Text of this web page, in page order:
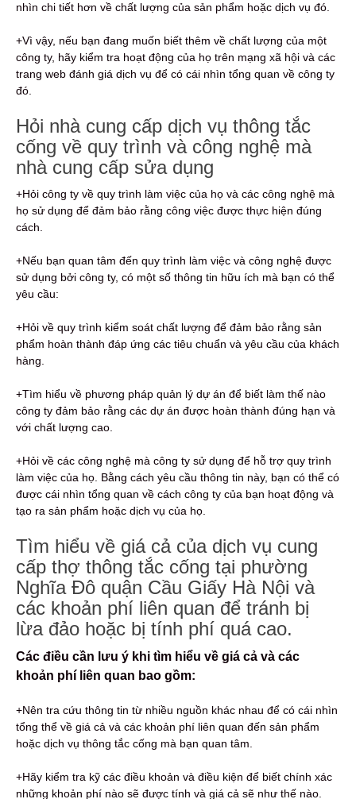
nhìn chi tiết hơn về chất lượng của sản phẩm hoặc dịch vụ đó.
+Vì vậy, nếu bạn đang muốn biết thêm về chất lượng của một
công ty, hãy kiểm tra hoạt động của họ trên mạng xã hội và các
trang web đánh giá dịch vụ để có cái nhìn tổng quan về công ty
đó.
Hỏi nhà cung cấp dịch vụ thông tắc
cống về quy trình và công nghệ mà
nhà cung cấp sửa dụng
+Hỏi công ty về quy trình làm việc của họ và các công nghệ mà
họ sử dụng để đảm bảo rằng công việc được thực hiện đúng
cách.
+Nếu bạn quan tâm đến quy trình làm việc và công nghệ được
sử dụng bởi công ty, có một số thông tin hữu ích mà bạn có thể
yêu cầu:
+Hỏi về quy trình kiểm soát chất lượng để đảm bảo rằng sản
phẩm hoàn thành đáp ứng các tiêu chuẩn và yêu cầu của khách
hàng.
+Tìm hiểu về phương pháp quản lý dự án để biết làm thế nào
công ty đảm bảo rằng các dự án được hoàn thành đúng hạn và
với chất lượng cao.
+Hỏi về các công nghệ mà công ty sử dụng để hỗ trợ quy trình
làm việc của họ. Bằng cách yêu cầu thông tin này, bạn có thể có
được cái nhìn tổng quan về cách công ty của bạn hoạt động và
tạo ra sản phẩm hoặc dịch vụ của họ.
Tìm hiểu về giá cả của dịch vụ cung
cấp thợ thông tắc cống tại phường
Nghĩa Đô quận Cầu Giấy Hà Nội và
các khoản phí liên quan để tránh bị
lừa đảo hoặc bị tính phí quá cao.
Các điều cần lưu ý khi tìm hiểu về giá cả và các
khoản phí liên quan bao gồm:
+Nên tra cứu thông tin từ nhiều nguồn khác nhau để có cái nhìn
tổng thể về giá cả và các khoản phí liên quan đến sản phẩm
hoặc dịch vụ thông tắc cống mà bạn quan tâm.
+Hãy kiểm tra kỹ các điều khoản và điều kiện để biết chính xác
những khoản phí nào sẽ được tính và giá cả sẽ như thế nào.